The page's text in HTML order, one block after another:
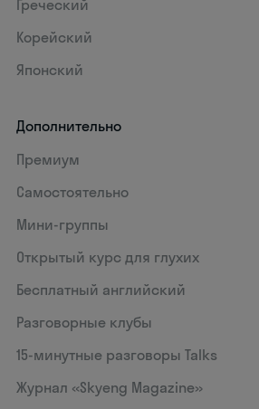
Греческий
Корейский
Японский
Дополнительно
Премиум
Самостоятельно
Мини-группы
Открытый курс для глухих
Бесплатный английский
Разговорные клубы
15‑минутные разговоры Talks
Журнал «Skyeng Magazine»